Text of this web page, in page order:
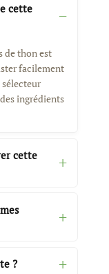
cette
de thon est
facilement
ingrédients
cette
?